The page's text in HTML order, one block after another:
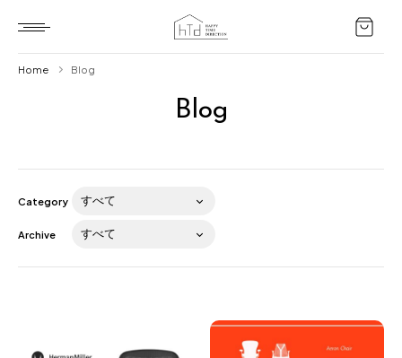
Blog
Home Blog
Category
Archive